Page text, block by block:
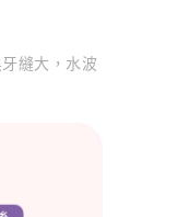
縫大，水波